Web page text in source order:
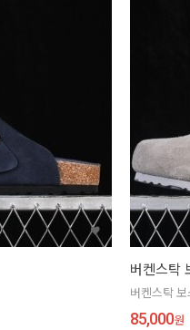
버켄스탁
버켄스탁 보
85,000원